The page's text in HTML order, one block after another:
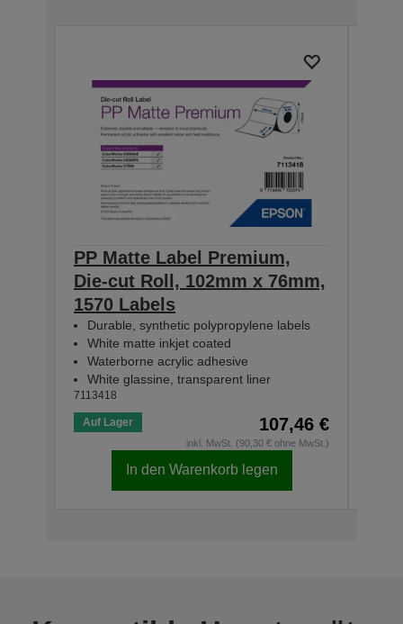
PP Matte Label Premium,
Die-cut Roll, 102mm x 76mm,
1570 Labels
Durable, synthetic polypropylene labels
White matte inkjet coated
Waterborne acrylic adhesive
White glassine, transparent liner
7113418
Auf Lager 107,46 €
inkl. MwSt. (90,30 € ohne MwSt.)
In den Warenkorb legen